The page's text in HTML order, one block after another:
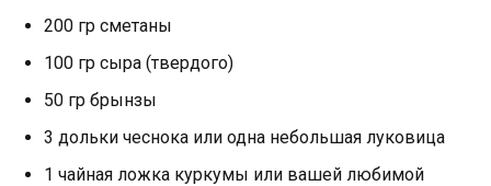
200 гр сметаны
100 гр сыра (твердого)
50 гр брынзы
3 дольки чеснока или одна небольшая луковица
1 чайная ложка куркумы или вашей любимой